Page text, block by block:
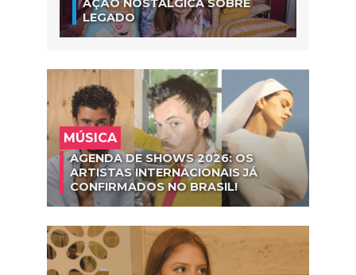
AÇÃO NOSTÁLGICA SOBRE
LEGADO
MÚSICA
AGENDA DE SHOWS 2026: OS
ARTISTAS INTERNACIONAIS JÁ
CONFIRMADOS NO BRASIL!